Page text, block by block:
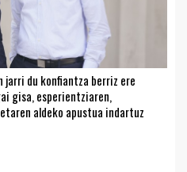
jarri du konfiantza berriz ere
gisa, esperientziaren,
aldeko apustua indartuz